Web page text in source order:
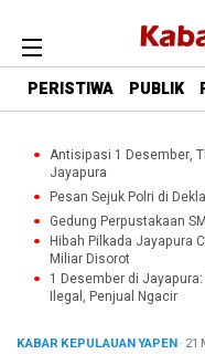
PERISTIWA PUBLIK
Antisipasi 1 Desember,
Jayapura
Pesan Sejuk Polri di
Gedung Perpustakaan
Hibah Pilkada Jayapura
Miliar Disorot
1 Desember di
Ilegal, Penjual Ngacir
KABAR KEPULAUAN YAPEN·